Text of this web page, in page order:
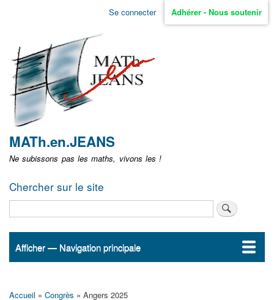
Aller
non
identifié
Se connecter Adhérer - Nous soutenir
MATh.en.JEANS
Ne subissons pas les maths, vivons les !
Chercher sur le site
Navigation
Afficher — Navigation principale
Accueil
Actualités
MATh.en.JEANS ?
Régions et Ateliers
Créer, gérer un atelier
Sujets/Publications
Congrès
Accueil Congrès Angers 2025